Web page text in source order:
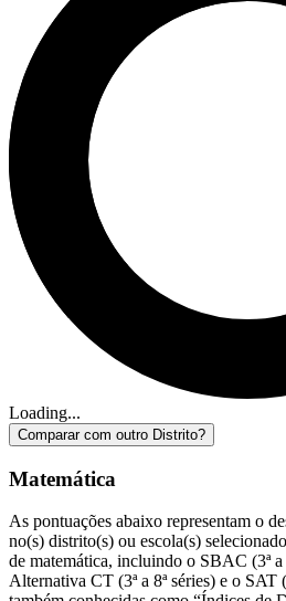
Loading...
Comparar com outro Distrito?
Matemática
As pontuações abaixo representam o
no(s) distrito(s) ou escola(s)
de matemática, incluindo o SBAC (3ª a
Alternativa CT (3ª a 8ª séries) e o SAT